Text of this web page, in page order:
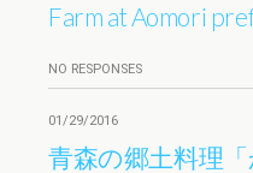
Farm at Aomori
NO RESPONSES
01/29/2016
青森の郷土料理「